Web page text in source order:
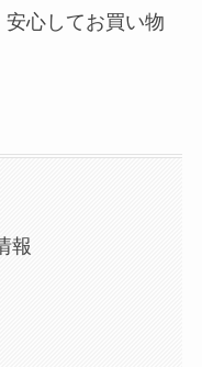
心してお買い物
報